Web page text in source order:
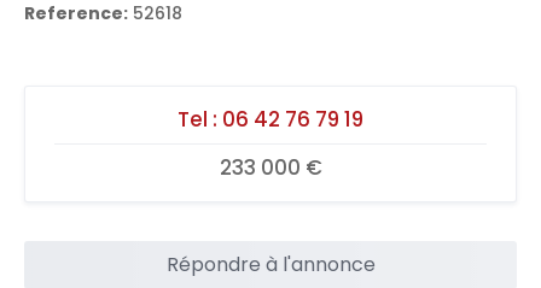
Reference: 52618
Tel : 06 42 76 79 19
233 000 €
Répondre à l'annonce